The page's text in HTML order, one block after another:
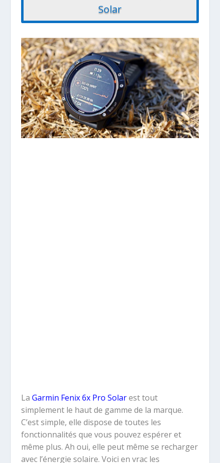
Solar
La Garmin Fenix 6x Pro Solarest tout
simplement le haut de gamme de la marque.
C’est simple, elle dispose de toutes les
fonctionnalités que vous pouvez espérer et
même plus. Ah oui, elle peut même se recharger
avec l’énergie solaire. Voici en vrac les